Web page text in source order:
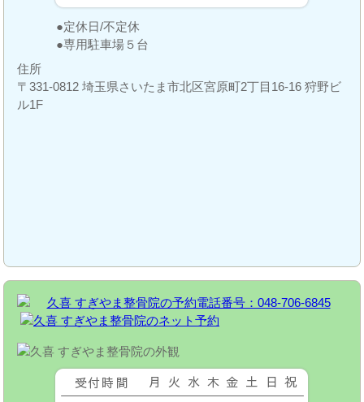
定休日/不定休
専用駐車場５台
住所
〒331-0812 埼玉県さいたま市北区宮原町2丁目16-16 狩野ビ
ル1F